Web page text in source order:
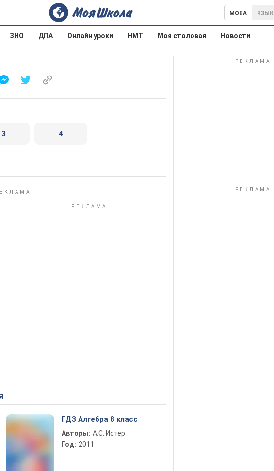
МОВА ЯЗЫК
ЗНО ДПА Онлайн уроки НМТ Моя столовая Новости
3 4
ГДЗ Алгебра 8 класс
Авторы: А.С. Истер
Год: 2011